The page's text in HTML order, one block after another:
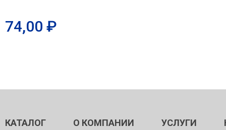
74,00 ₽
КАТАЛОГ О КОМПАНИИ УСЛУГИ